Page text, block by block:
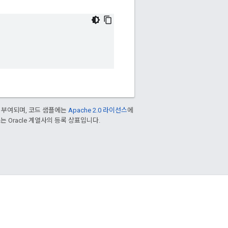
여되며, 코드 샘플에는 Apache 2.0 라이선스에
Oracle 계열사의 등록 상표입니다.